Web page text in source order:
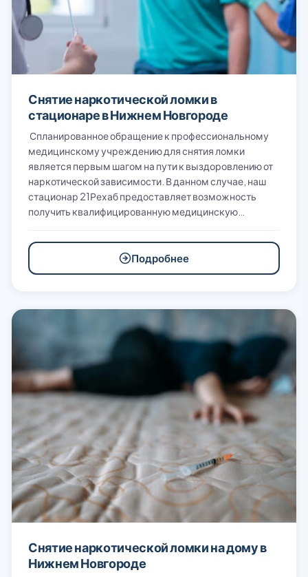
Снятие наркотической ломки в
стационаре в Нижнем Новгороде
Спланированное обращение к профессиональному
медицинскому учреждению для снятия ломки
является первым шагом на пути к выздоровлению от
наркотической зависимости. В данном случае, наш
стационар 21Рехаб предоставляет возможность
получить квалифицированную медицинскую…
Подробнее
Снятие наркотической ломки на дому в
Нижнем Новгороде